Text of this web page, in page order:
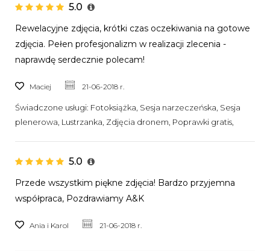
5.0
Rewelacyjne zdjęcia, krótki czas oczekiwania na gotowe
zdjęcia. Pełen profesjonalizm w realizacji zlecenia -
naprawdę serdecznie polecam!
Maciej 21-06-2018 r.
Świadczone usługi: Fotoksiążka, Sesja narzeczeńska, Sesja
plenerowa, Lustrzanka, Zdjęcia dronem, Poprawki gratis,
5.0
Przede wszystkim piękne zdjęcia! Bardzo przyjemna
współpraca, Pozdrawiamy A&K
Ania i Karol 21-06-2018 r.